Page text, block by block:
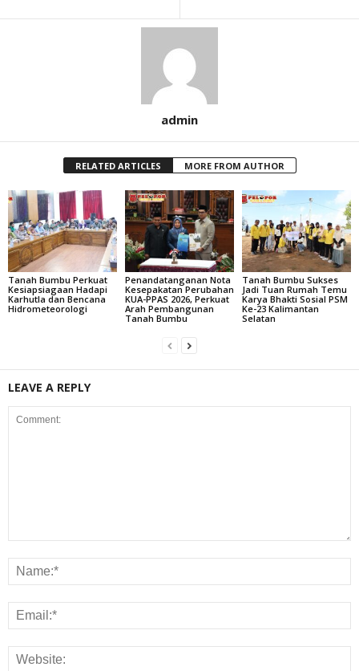
admin
RELATED ARTICLES MORE FROM AUTHOR
Tanah Bumbu Perkuat
Kesiapsiagaan Hadapi
Karhutla dan Bencana
Hidrometeorologi
Penandatanganan Nota
Kesepakatan Perubahan
KUA-PPAS 2026, Perkuat
Arah Pembangunan
Tanah Bumbu
Tanah Bumbu Sukses
Jadi Tuan Rumah Temu
Karya Bhakti Sosial PSM
Ke-23 Kalimantan
Selatan
LEAVE A REPLY